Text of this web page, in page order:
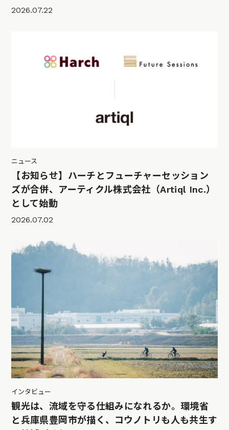
2026.07.22
ニュース
【お知らせ】ハーチとフューチャーセッション
ズが合併、アーティクル株式会社（Artiql Inc.）
として始動
2026.07.02
インタビュー
観光は、流域を守る仕組みになれるか。環境省
と兵庫県豊岡市が描く、コウノトリも人も共生す